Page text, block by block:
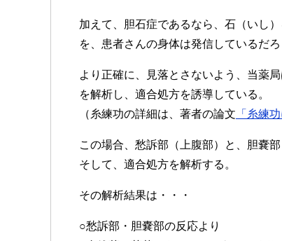
加えて、胆石症であるなら、石（いし
を、患者さんの身体は発信しているだろ
より正確に、見落とさないよう、当薬
を解析し、適合処方を誘導している。
（糸練功の詳細は、著者の論文 「糸練
この場合、愁訴部（上腹部）と、胆嚢
そして、適合処方を解析する。
その解析結果は・・・
○愁訴部・胆嚢部の反応より